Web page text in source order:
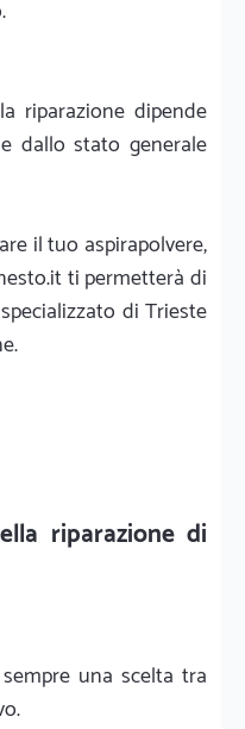
riparazione dipende
dallo stato generale
il tuo aspirapolvere,
ti permetterà di
di Trieste
riparazione di
una scelta tra